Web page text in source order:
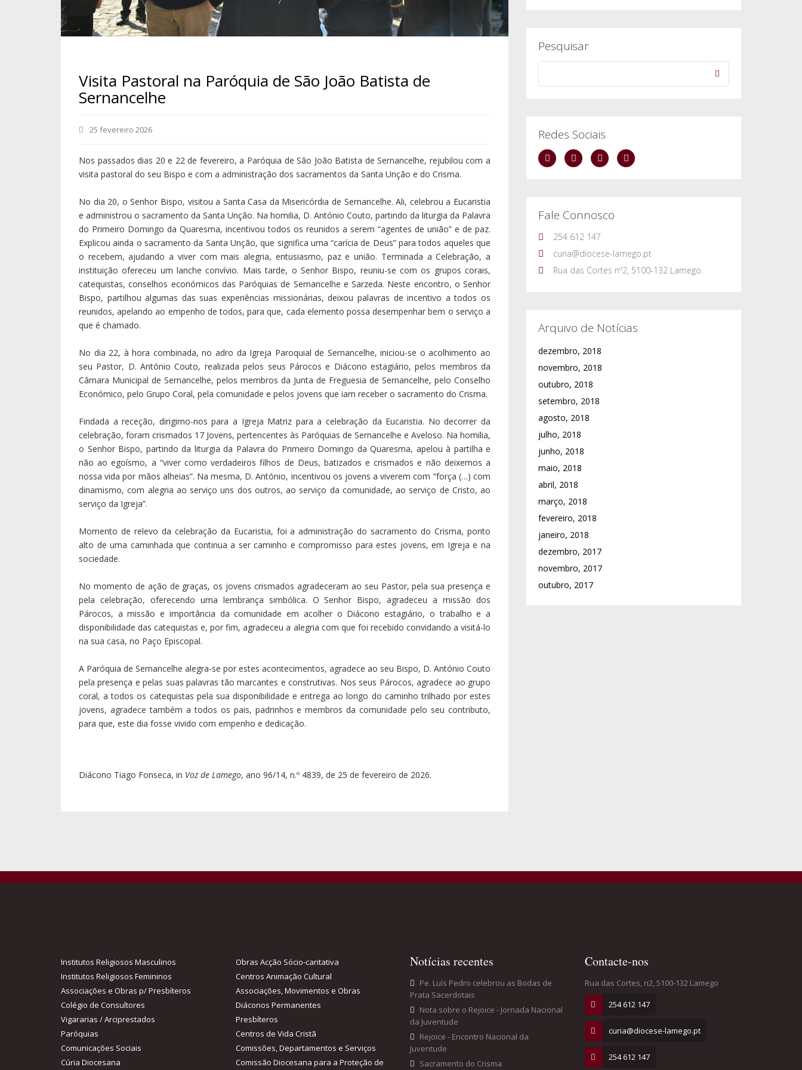
Visita Pastoral na Paróquia de São João Batista de
Sernancelhe
25 fevereiro 2026
Nos passados dias 20 e 22 de fevereiro, a Paróquia de São João Batista de Sernancelhe, rejubilou com a
visita pastoral do seu Bispo e com a administração dos sacramentos da Santa Unção e do Crisma.
No dia 20, o Senhor Bispo, visitou a Santa Casa da Misericórdia de Sernancelhe. Ali, celebrou a Eucaristia
e administrou o sacramento da Santa Unção. Na homilia, D. António Couto, partindo da liturgia da Palavra
do Primeiro Domingo da Quaresma, incentivou todos os reunidos a serem “agentes de união” e de paz.
Explicou ainda o sacramento da Santa Unção, que significa uma “carícia de Deus” para todos aqueles que
o recebem, ajudando a viver com mais alegria, entusiasmo, paz e união. Terminada a Celebração, a
instituição ofereceu um lanche convívio. Mais tarde, o Senhor Bispo, reuniu-se com os grupos corais,
catequistas, conselhos económicos das Paróquias de Sernancelhe e Sarzeda. Neste encontro, o Senhor
Bispo, partilhou algumas das suas experiências missionárias, deixou palavras de incentivo a todos os
reunidos, apelando ao empenho de todos, para que, cada elemento possa desempenhar bem o serviço a
que é chamado.
No dia 22, à hora combinada, no adro da Igreja Paroquial de Sernancelhe, iniciou-se o acolhimento ao
seu Pastor, D. António Couto, realizada pelos seus Párocos e Diácono estagiário, pelos membros da
Câmara Municipal de Sernancelhe, pelos membros da Junta de Freguesia de Sernancelhe, pelo Conselho
Económico, pelo Grupo Coral, pela comunidade e pelos jovens que iam receber o sacramento do Crisma.
Findada a receção, dirigimo-nos para a Igreja Matriz para a celebração da Eucaristia. No decorrer da
celebração, foram crismados 17 Jovens, pertencentes às Paróquias de Sernancelhe e Aveloso. Na homilia,
o Senhor Bispo, partindo da liturgia da Palavra do Primeiro Domingo da Quaresma, apelou à partilha e
não ao egoísmo, a “viver como verdadeiros filhos de Deus, batizados e crismados e não deixemos a
nossa vida por mãos alheias”. Na mesma, D. António, incentivou os jovens a viverem com “força (…) com
dinamismo, com alegria ao serviço uns dos outros, ao serviço da comunidade, ao serviço de Cristo, ao
serviço da Igreja”.
Momento de relevo da celebração da Eucaristia, foi a administração do sacramento do Crisma, ponto
alto de uma caminhada que continua a ser caminho e compromisso para estes jovens, em Igreja e na
sociedade.
No momento de ação de graças, os jovens crismados agradeceram ao seu Pastor, pela sua presença e
pela celebração, oferecendo uma lembrança simbólica. O Senhor Bispo, agradeceu a missão dos
Párocos, a missão e importância da comunidade em acolher o Diácono estagiário, o trabalho e a
disponibilidade das catequistas e, por fim, agradeceu a alegria com que foi recebido convidando a visitá-lo
na sua casa, no Paço Episcopal.
A Paróquia de Sernancelhe alegra-se por estes acontecimentos, agradece ao seu Bispo, D. António Couto
pela presença e pelas suas palavras tão marcantes e construtivas. Nos seus Párocos, agradece ao grupo
coral, a todos os catequistas pela sua disponibilidade e entrega ao longo do caminho trilhado por estes
jovens, agradece também a todos os pais, padrinhos e membros da comunidade pelo seu contributo,
para que, este dia fosse vivido com empenho e dedicação.
Diácono Tiago Fonseca, in Voz de Lamego, ano 96/14, n.º 4839, de 25 de fevereiro de 2026.
Pesquisar
Redes Sociais
Fale Connosco
254 612 147
curia@diocese-lamego.pt
Rua das Cortes nº2, 5100-132 Lamego.
Arquivo de Notícias
dezembro, 2018
novembro, 2018
outubro, 2018
setembro, 2018
agosto, 2018
julho, 2018
junho, 2018
maio, 2018
abril, 2018
março, 2018
fevereiro, 2018
janeiro, 2018
dezembro, 2017
novembro, 2017
outubro, 2017
Institutos Religiosos Masculinos
Institutos Religiosos Femininos
Associações e Obras p/ Presbíteros
Colégio de Consultores
Vigararias / Arciprestados
Paróquias
Comunicações Sociais
Cúria Diocesana
Obras Acção Sócio-caritativa
Centros Animação Cultural
Associações, Movimentos e Obras
Diáconos Permanentes
Presbíteros
Centros de Vida Cristã
Comissões, Departamentos e Serviços
Comissão Diocesana para a Proteção de
Notícias recentes
Pe. Luís Pedro celebrou as Bodas de
Prata Sacerdotais
Nota sobre o Rejoice - Jornada Nacional
da Juventude
Rejoice - Encontro Nacional da
Juventude
Sacramento do Crisma
Contacte-nos
Rua das Cortes, n2, 5100-132 Lamego
254 612 147
curia@diocese-lamego.pt
254 612 147